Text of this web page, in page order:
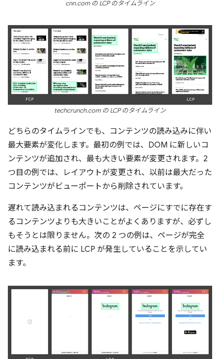
cnn.com の LCP のタイムライン
techcrunch.com の LCP のタイムライン
どちらのタイムラインでも、コンテンツの読み込みに伴い
最大要素が変化します。最初の例では、DOM に新しいコ
ンテンツが追加され、最も大きい要素が変更されます。2
つ目の例では、レイアウトが変更され、以前は最大だった
コンテンツがビューポートから削除されています。
遅れて読み込まれるコンテンツは、ページにすでに存在す
るコンテンツよりも大きいことがよくありますが、必ずし
もそうとは限りません。次の 2 つの例は、ページが完全
に読み込まれる前に LCP が発生していることを示してい
ます。